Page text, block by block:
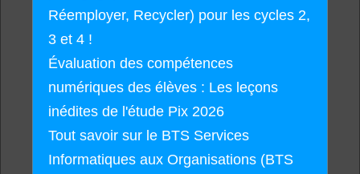
Réemployer, Recycler) pour les cycles 2,
3 et 4 !
Évaluation des compétences
numériques des élèves : Les leçons
inédites de l'étude Pix 2026
Tout savoir sur le BTS Services
Informatiques aux Organisations (BTS